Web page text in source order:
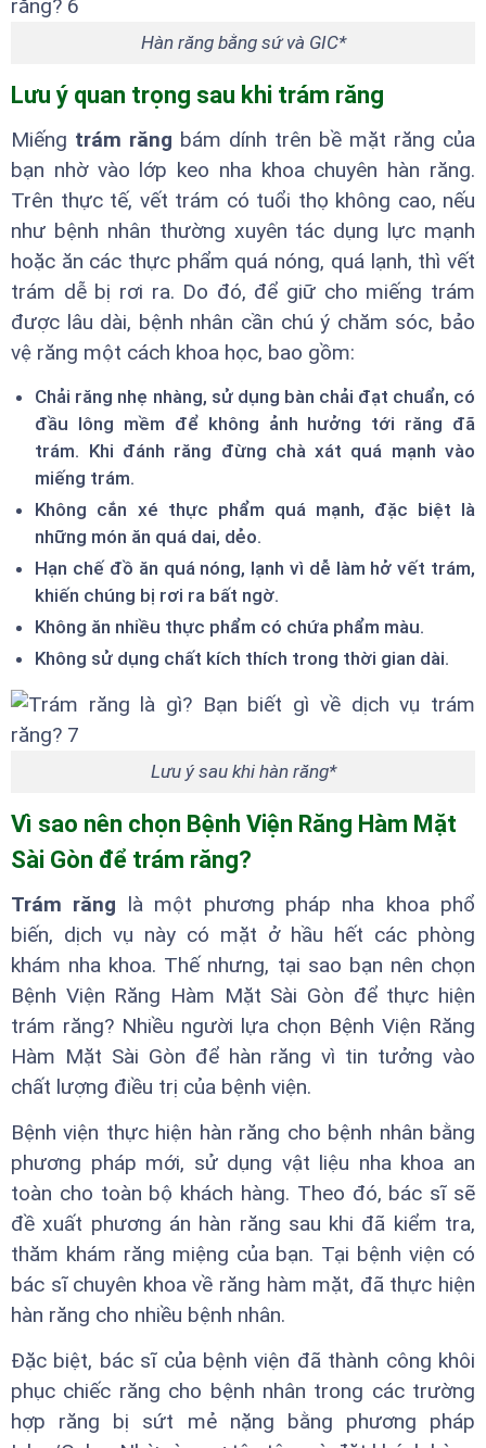
Hàn răng bằng sứ và GIC*
Lưu ý quan trọng sau khi trám răng
Miếng trám răng bám dính trên bề mặt răng của
bạn nhờ vào lớp keo nha khoa chuyên hàn răng.
Trên thực tế, vết trám có tuổi thọ không cao, nếu
như bệnh nhân thường xuyên tác dụng lực mạnh
hoặc ăn các thực phẩm quá nóng, quá lạnh, thì vết
trám dễ bị rơi ra. Do đó, để giữ cho miếng trám
được lâu dài, bệnh nhân cần chú ý chăm sóc, bảo
vệ răng một cách khoa học, bao gồm:
Chải răng nhẹ nhàng, sử dụng bàn chải đạt chuẩn, có
đầu lông mềm để không ảnh hưởng tới răng đã
trám. Khi đánh răng đừng chà xát quá mạnh vào
miếng trám.
Không cắn xé thực phẩm quá mạnh, đặc biệt là
những món ăn quá dai, dẻo.
Hạn chế đồ ăn quá nóng, lạnh vì dễ làm hở vết trám,
khiến chúng bị rơi ra bất ngờ.
Không ăn nhiều thực phẩm có chứa phẩm màu.
Không sử dụng chất kích thích trong thời gian dài.
Lưu ý sau khi hàn răng*
Vì sao nên chọn Bệnh Viện Răng Hàm Mặt
Sài Gòn để trám răng?
Trám răng là một phương pháp nha khoa phổ
biến, dịch vụ này có mặt ở hầu hết các phòng
khám nha khoa. Thế nhưng, tại sao bạn nên chọn
Bệnh Viện Răng Hàm Mặt Sài Gòn để thực hiện
trám răng? Nhiều người lựa chọn Bệnh Viện Răng
Hàm Mặt Sài Gòn để hàn răng vì tin tưởng vào
chất lượng điều trị của bệnh viện.
Bệnh viện thực hiện hàn răng cho bệnh nhân bằng
phương pháp mới, sử dụng vật liệu nha khoa an
toàn cho toàn bộ khách hàng. Theo đó, bác sĩ sẽ
đề xuất phương án hàn răng sau khi đã kiểm tra,
thăm khám răng miệng của bạn. Tại bệnh viện có
bác sĩ chuyên khoa về răng hàm mặt, đã thực hiện
hàn răng cho nhiều bệnh nhân.
Đặc biệt, bác sĩ của bệnh viện đã thành công khôi
phục chiếc răng cho bệnh nhân trong các trường
hợp răng bị sứt mẻ nặng bằng phương pháp